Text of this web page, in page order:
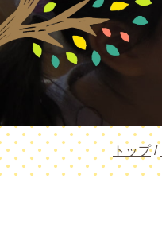
現
在
トップ/